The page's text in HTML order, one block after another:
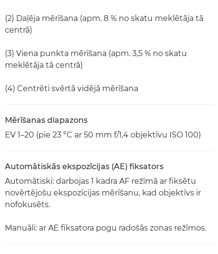
(2) Daļēja mērīšana (apm. 8 % no skatu meklētāja tā
centrā)
(3) Viena punkta mērīšana (apm. 3,5 % no skatu
meklētāja tā centrā)
(4) Centrēti svērtā vidējā mērīšana
Mērīšanas diapazons
EV 1–20 (pie 23 °C ar 50 mm f/1,4 objektīvu ISO 100)
Automātiskās ekspozīcijas (AE) fiksators
Automātiski: darbojas 1 kadra AF režīmā ar fiksētu
novērtējošu ekspozīcijas mērīšanu, kad objektīvs ir
nofokusēts.
Manuāli: ar AE fiksatora pogu radošās zonas režīmos.